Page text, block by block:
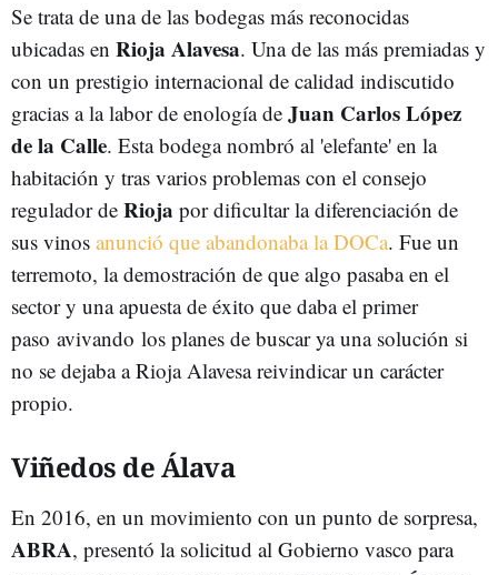
Se trata de una de las bodegas más reconocidas
ubicadas en Rioja Alavesa. Una de las más premiadas y
con un prestigio internacional de calidad indiscutido
gracias a la labor de enología de Juan Carlos López
de la Calle. Esta bodega nombró al 'elefante' en la
habitación y tras varios problemas con el consejo
regulador de Rioja por dificultar la diferenciación de
sus vinos anunció que abandonaba la DOCa. Fue un
terremoto, la demostración de que algo pasaba en el
sector y una apuesta de éxito que daba el primer
paso avivando los planes de buscar ya una solución si
no se dejaba a Rioja Alavesa reivindicar un carácter
propio.
Viñedos de Álava
En 2016, en un movimiento con un punto de sorpresa,
ABRA, presentó la solicitud al Gobierno vasco para